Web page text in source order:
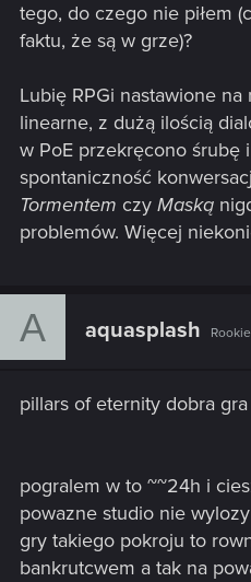
tego, do czego nie piłem
faktu, że są w grze)?
Lubię RPGi nastawione na
linearne, z dużą ilością
w PoE przekręcono śrubę
spontaniczność
Tormentem czy Maską
problemów. Więcej
A aquasplash Rookie
pillars of eternity dobra gra
pogralem w to ~~24h i
powazne studio nie
gry takiego pokroju to
bankrutcwem a tak na